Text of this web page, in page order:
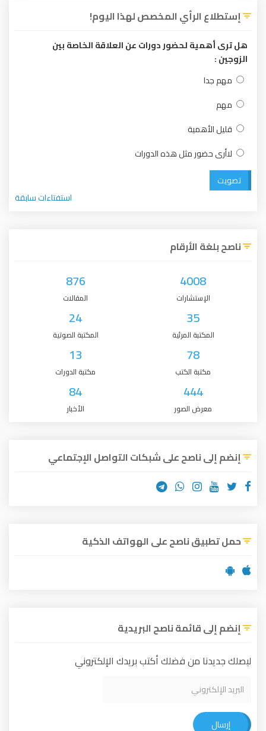
إستطلاع الرأي المخصص لهذا اليوم!
هل ترى أهمية لحضور دورات عن العلاقة الخاصة بين
الزوجين :
مهم جدا
مهم
قليل الأهمية
لاأرى حضور مثل هذه الدورات
تصويت
استفتاءات سابقة
ناصح بلغة الأرقام
4008
الإستشارات
876
المقالات
35
المكتبة المرئية
24
المكتبة الصوتية
78
مكتبة الكتب
13
مكتبة الدورات
444
معرض الصور
84
الأخبار
إنضم إلى ناصح على شبكات التواصل الإجتماعي
حمل تطبيق ناصح على الهواتف الذكية
إنضم إلى قائمة ناصح البريدية
ليصلك جديدنا من فضلك أكتب بريدك الإلكتروني
إرسال